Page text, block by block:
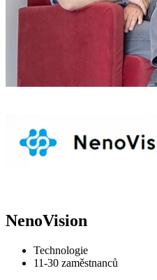
NenoVision
Technologie
11-30 zaměstnanců